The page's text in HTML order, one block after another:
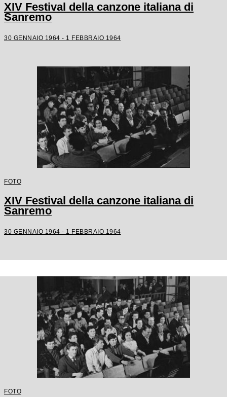
XIV Festival della canzone italiana di
Sanremo
30 GENNAIO 1964 - 1 FEBBRAIO 1964
FOTO
XIV Festival della canzone italiana di
Sanremo
30 GENNAIO 1964 - 1 FEBBRAIO 1964
FOTO